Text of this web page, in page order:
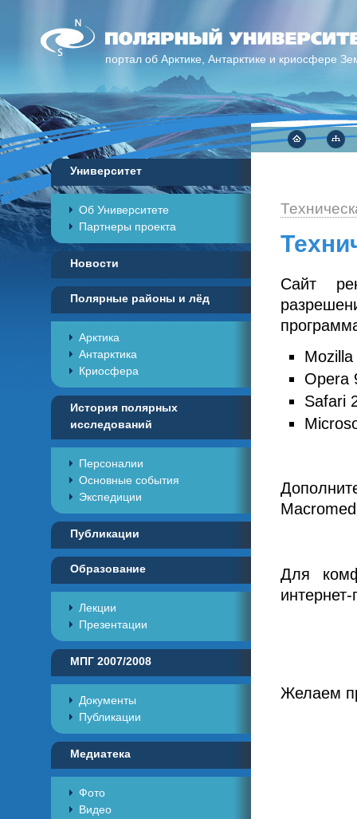
портал об Арктике, Антарктике и криосфере
Сайт
Opera
Safari
Для
Желаем
Университет
Об Университете
Партнеры проекта
Новости
Полярные районы и лёд
Арктика
Антарктика
Криосфера
История полярных
исследований
Персоналии
Основные события
Экспедиции
Публикации
Образование
Лекции
Презентации
МПГ 2007/2008
Документы
Публикации
Медиатека
Фото
Видео